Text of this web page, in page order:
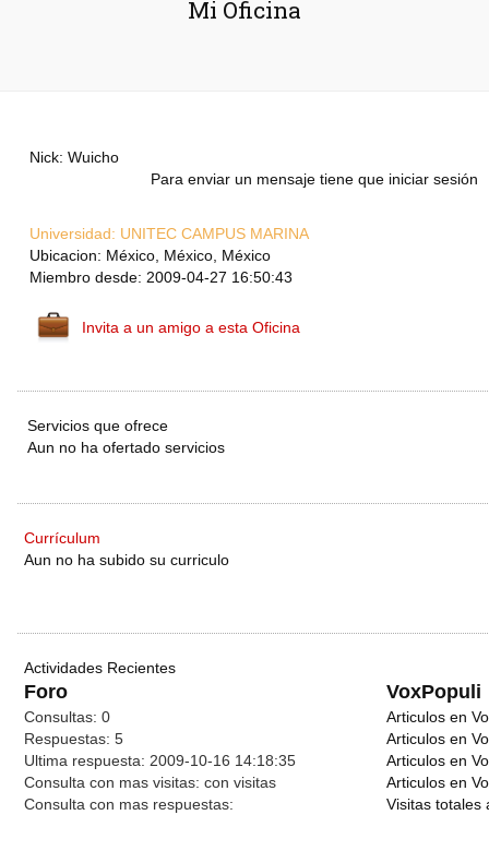
Mi Oficina
Nick: Wuicho
Para enviar un mensaje tiene que iniciar sesión
Universidad: UNITEC CAMPUS MARINA
Ubicacion: México, México, México
Miembro desde: 2009-04-27 16:50:43
Invita a un amigo a esta Oficina
Servicios que ofrece
Aun no ha ofertado servicios
Currículum
Aun no ha subido su curriculo
Actividades Recientes
Foro VoxPopuli
Consultas: 0
Respuestas: 5
Ultima respuesta: 2009-10-16 14:18:35
Consulta con mas visitas: con visitas
Consulta con mas respuestas:
Articulos en
Articulos en
Articulos en
Articulos en
Visitas totales